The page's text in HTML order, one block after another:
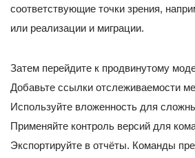
соответствующие точки зрения,
или реализации и миграции.
Затем перейдите к продвинутому
Добавьте ссылки отслеживаемости
Используйте вложенность для
Применяйте контроль версий для
Экспортируйте в отчёты. Команды